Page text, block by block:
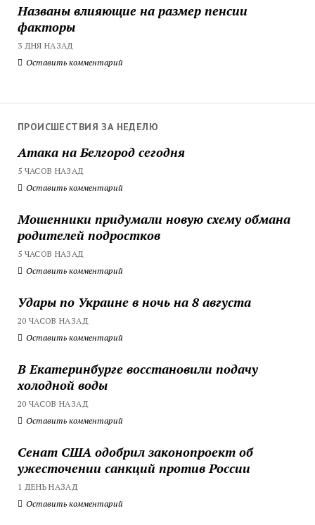
Названы влияющие на размер пенсии
факторы
3 ДНЯ НАЗАД
Оставить комментарий
ПРОИСШЕСТВИЯ ЗА НЕДЕЛЮ
Атака на Белгород сегодня
5 ЧАСОВ НАЗАД
Оставить комментарий
Мошенники придумали новую схему обмана
родителей подростков
5 ЧАСОВ НАЗАД
Оставить комментарий
Удары по Украине в ночь на 8 августа
20 ЧАСОВ НАЗАД
Оставить комментарий
В Екатеринбурге восстановили подачу
холодной воды
20 ЧАСОВ НАЗАД
Оставить комментарий
Сенат США одобрил законопроект об
ужесточении санкций против России
1 ДЕНЬ НАЗАД
Оставить комментарий